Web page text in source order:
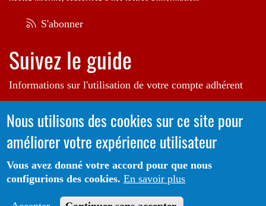
S'abonner
Suivez le guide
Informations sur l'utilisation de votre compte adhérent
Voir le guide
Autrice de l'illustration en bannière:Raphaëlle Michaud
Portail CoLibris® - Copyright© 2026 - LOGIQ Systèmes. Tous
droits réservés -Protection des données
Nous utilisons des cookies sur ce site pour
améliorer votre expérience utilisateur
Vous avez donné votre accord pour que nous
configurions des cookies. En savoir plus